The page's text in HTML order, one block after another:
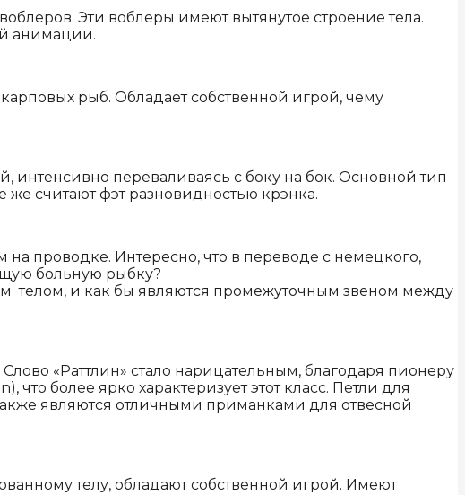
Эти воблеры имеют вытянутое строение тела.
анимации.
рыб. Обладает собственной игрой, чему
переваливаясь с боку на бок. Основной тип
считают фэт разновидностью крэнка.
проводке. Интересно, что в переводе с немецкого,
больную рыбку?
телом, и как бы являются промежуточным звеном между
«Раттлин» стало нарицательным, благодаря пионеру
более ярко характеризует этот класс. Петли для
являются отличными приманками для отвесной
телу, обладают собственной игрой. Имеют